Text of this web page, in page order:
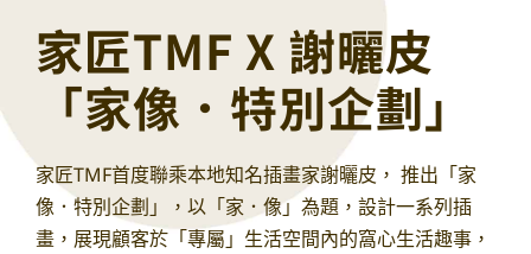
家匠TMF X 謝曬皮
「家像．特別企劃」
家匠TMF首度聯乘本地知名插畫家謝曬皮， 推出「家
像．特別企劃」，以「家．像」為題，設計一系列插
畫，展現顧客於「專屬」生活空間內的窩心生活趣事，